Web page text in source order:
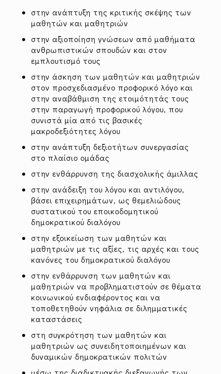
στην ανάπτυξη της κριτικής σκέψης των
μαθητών και μαθητριών
στην αξιοποίηση γνώσεων από μαθήματα
ανθρωπιστικών σπουδών και στον
εμπλουτισμό τους
στην άσκηση των μαθητών και μαθητριών
στον προσχεδιασμένο προφορικό λόγο και
στην αναβάθμιση της ετοιμότητάς τους
στην παραγωγή προφορικού λόγου, που
συνιστά μία από τις βασικές
μακροδεξιότητες λόγου
στην ανάπτυξη δεξιοτήτων συνεργασίας
στο πλαίσιο ομάδας
στην ενθάρρυνση της διασχολικής άμιλλας
στην ανάδειξη του λόγου και αντιλόγου,
βάσει επιχειρημάτων, ως θεμελιώδους
συστατικού του εποικοδομητικού
δημοκρατικού διαλόγου
στην εξοικείωση των μαθητών και
μαθητριών με τις αξίες, τις αρχές και τους
κανόνες του δημοκρατικού διαλόγου
στην ενθάρρυνση των μαθητών και
μαθητριών να προβληματιστούν σε θέματα
κοινωνικού ενδιαφέροντος και να
τοποθετηθούν νηφάλια σε διλημματικές
καταστάσεις
στη συγκρότηση των μαθητών και
μαθητριών ως συνειδητοποιημένων και
δυναμικών δημοκρατικών πολιτών